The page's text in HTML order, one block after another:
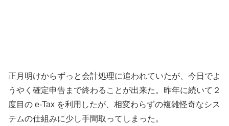
正月明けからずっと会計処理に追われていたが、今日でよ
うやく確定申告まで終わることが出来た。昨年に続いて２
度目の e-Tax を利用したが、相変わらずの複雑怪奇なシス
テムの仕組みに少し手間取ってしまった。